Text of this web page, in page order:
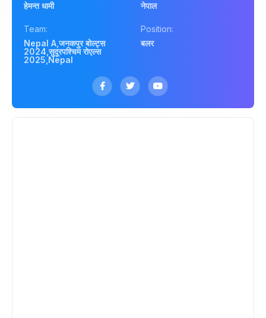
हेमन्त धामी
नेपाल
Team:
Nepal A,जनकपुर बोल्ट्स
2024 ,सुदूरपश्चिम रोएल्स
2025,Nepal
Position:
बलर